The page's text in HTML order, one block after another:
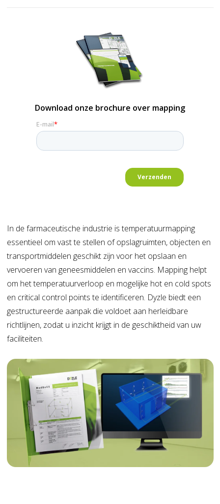
In de farmaceutische industrie istemperatuurmapping
essentieel om vast te stellen of opslagruimten, objecten en
transportmiddelen geschikt zijn voor het opslaan en
vervoeren van geneesmiddelen en vaccins. Mappinghelpt
om het temperatuurverloop en mogelijke hot en cold spots
en critical control points te identificeren. Dyzle biedt een
gestructureerde aanpak die voldoet aan herleidbare
richtlijnen, zodat u inzicht krijgt in de geschiktheid van uw
faciliteiten.
Download onze brochure over mapping